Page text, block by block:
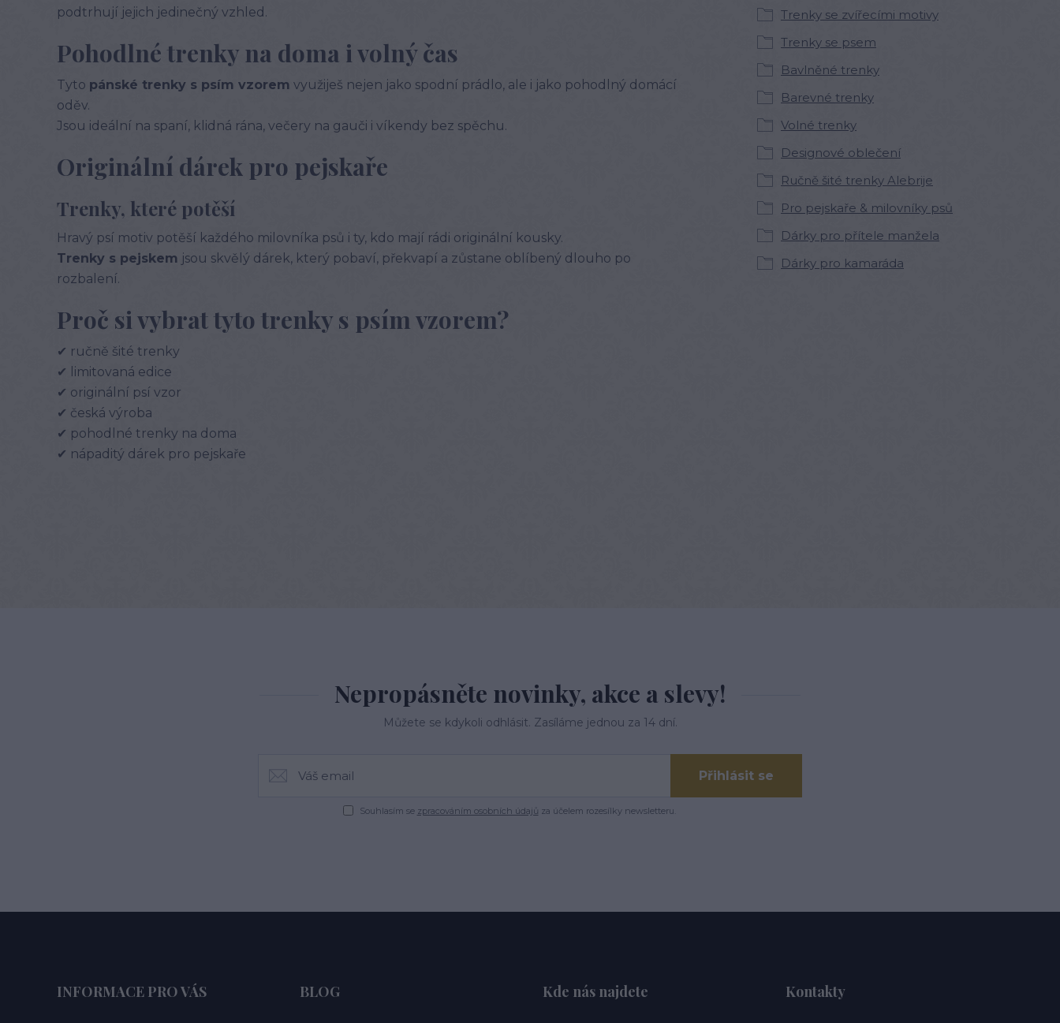
podtrhují jejich jedinečný vzhled.
Pohodlné trenky na doma i volný čas
Tyto pánské trenky s psím vzorem využiješ nejen jako spodní prádlo, ale i jako pohodlný domácí
oděv.
Jsou ideální na spaní, klidná rána, večery na gauči i víkendy bez spěchu.
Originální dárek pro pejskaře
Trenky, které potěší
Hravý psí motiv potěší každého milovníka psů i ty, kdo mají rádi originální kousky.
Trenky s pejskem jsou skvělý dárek, který pobaví, překvapí a zůstane oblíbený dlouho po
rozbalení.
Proč si vybrat tyto trenky s psím vzorem?
✔ ručně šité trenky
✔ limitovaná edice
✔ originální psí vzor
✔ česká výroba
✔ pohodlné trenky na doma
✔ nápaditý dárek pro pejskaře
Trenky se zvířecími motivy
Trenky se psem
Bavlněné trenky
Barevné trenky
Volné trenky
Designové oblečení
Ručně šité trenky Alebrije
Pro pejskaře & milovníky psů
Dárky pro přítele manžela
Dárky pro kamaráda
Nepropásněte novinky, akce a slevy!
Můžete se kdykoli odhlásit. Zasíláme jednou za 14 dní.
Přihlásit se
Souhlasím se zpracováním osobních údajů za účelem rozesílky newsletteru.
INFORMACE PRO VÁS BLOG Kde nás najdete Kontakty